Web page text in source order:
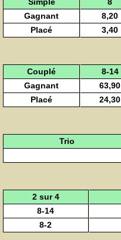
Gagnant
8,20
Placé
3,40
Couplé 8-14
Gagnant
63,90
Placé
24,30
Trio
2 sur 4
8-14
8-2